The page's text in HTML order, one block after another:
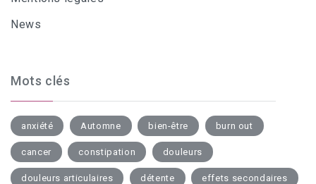
News
Mots clés
anxiété Automne bien-être burn out
cancer constipation douleurs
douleurs articulaires détente effets secondaires